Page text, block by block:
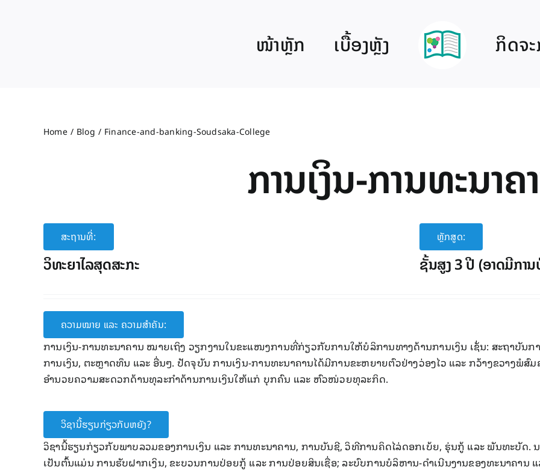
ໜ້າຫຼັກ ເບື້ອງຫຼັງ ກິດຈະ
Home Blog Finance-and-banking-Soudsaka-College
ການ​ເງິນ-ການ​ທະນາຄ
ສະຖານທີ່:
ວິ​ທະຍາ​ໄລ​ສຸດ​ສະກະ
ຫຼັກສູດ:
ຊັ້ນສູງ 3 ປີ (ອາດ​ມີກາ
ຄວາມໝາຍ ແລະ ຄວາມສໍາຄັນ:
ການ​ເງິນ-ການ​ທະນາຄານ ໝາຍ​ເຖິງ ວຽກ​ງານ​​ໃນ​ຂະ​ແໜງການ​ທີ່​ກ່ຽວກັບການ​ໃຫ້​ບໍລິການ​ທາງ​ດ້ານ​ການ​ເງິນ ​ເຊັ່ນ: ​​ສະ​ຖາ​ບັນ​
ການ​ເງິນ, ຕະຫຼາດ​​ທຶນ ​​ແລະ ອື່ນໆ. ​​ປັດ​ຈຸ​ບັນ ການ​ເງິນ-ການ​ທະນາຄານ​ໄດ້​ມີ​ການຂະຫຍາຍຕົວ​ຢ່າງ​ວ່ອງ​ໄວ ແລະ ກວ້າງ​ຂວາງພໍ​
ອໍານວຍ​ຄວາມ​ສະດວກ​ດ້ານ​ທຸລະ​ກໍາ​ດ້ານ​ການ​​ເງິນ​ໃຫ້​ແກ່ ບຸກຄົນ ​ແລະ ຫົວໜ່ວຍທຸລະ​ກິດ.
ວິຊານີ້ຮຽນກ່ຽວກັບຫຍັງ?
ວິຊາ​ນີ້ຮຽນ​ກ່ຽວ​ກັບ​ພາບ​ລວມຂອງ​ການ​ເງິນ ​ແລະ ການ​ທະນາຄານ, ການ​ບັນຊີ, ວິທີ​ການ​ຄິດ​ໄລ່​ດອກ​ເບ້ຍ, ຮຸ່ນກູ້ ​ແລະ ພັນທະບັດ.
ເປັນຕົ້ນ​ແມ່ນ ການ​ຮັບ​ຝາກ​ເງິນ, ຂະ​ບວນການ​ປ່ອຍ​ກູ້ ​ແລະ ການປ່ອຍ​ສິນ​ເຊື່ອ; ​ລະບົບ​ການ​ບໍລິຫານ-ດໍາ​ເນີນ​ງານ​ຂອງ​ທະນາຄານ